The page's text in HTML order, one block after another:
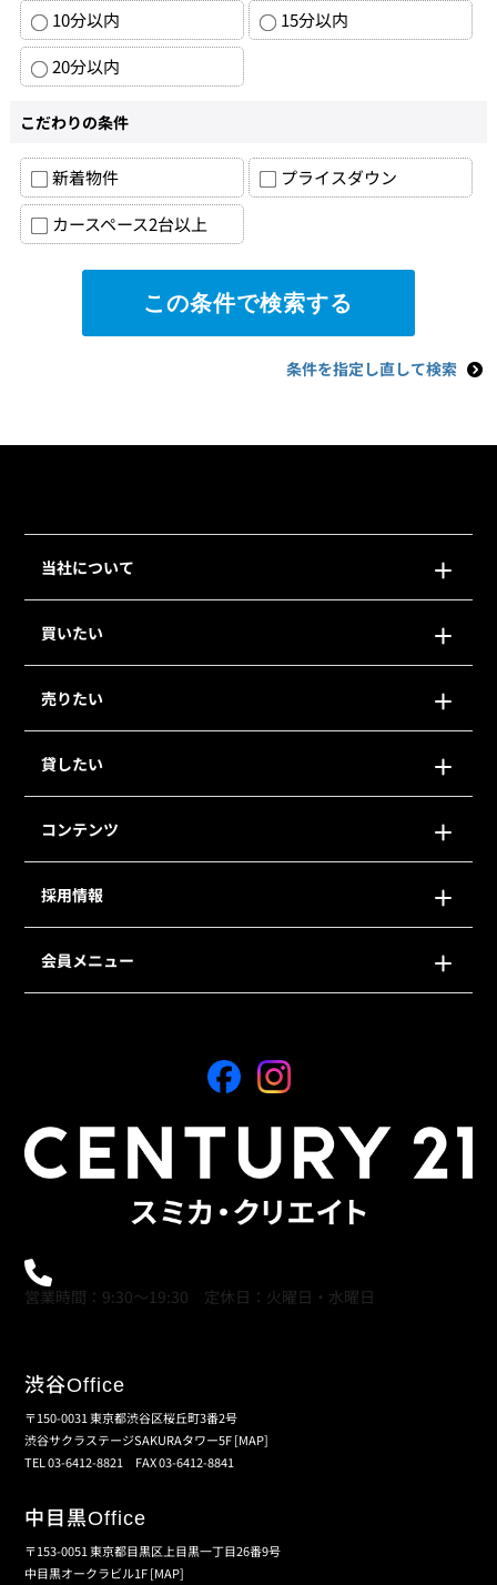
10分以内
15分以内
20分以内
こだわりの条件
新着物件
プライスダウン
カースペース2台以上
条件を指定し直して検索
当社について
買いたい
売りたい
貸したい
コンテンツ
採用情報
会員メニュー
営業時間：9:30～19:30 定休日：火曜日・水曜日
渋谷Office
〒150-0031 東京都渋谷区桜丘町3番2号
渋谷サクラステージSAKURAタワー5F[MAP]
TEL 03-6412-8821 FAX 03-6412-8841
中目黒Office
〒153-0051 東京都目黒区上目黒一丁目26番9号
中目黒オークラビル1F[MAP]